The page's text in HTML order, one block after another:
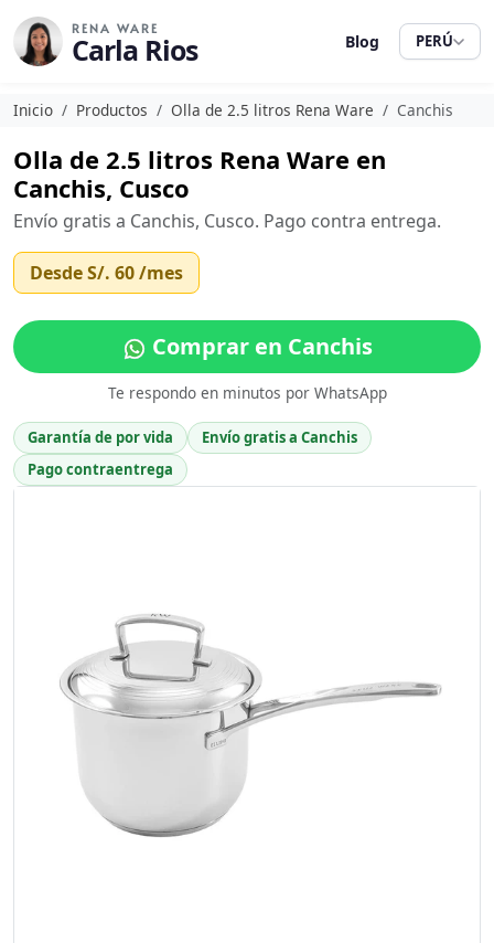
RENA WARE
Carla Rios Blog PERÚ
Inicio Productos Olla de 2.5 litros Rena Ware Canchis
Olla de 2.5 litros Rena Ware en
Canchis, Cusco
Envío gratis a Canchis, Cusco. Pago contra entrega.
DesdeS/. 60/mes
Comprar en Canchis
Te respondo en minutos por WhatsApp
Garantía de por vida
Envío gratis a Canchis
Pago contraentrega